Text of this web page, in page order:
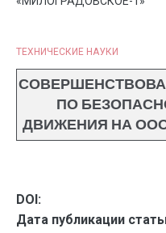
ТЕХНИЧЕСКИЕ НАУКИ
ПО
ДВИЖЕНИЯ НА
DOI:
Дата публикации